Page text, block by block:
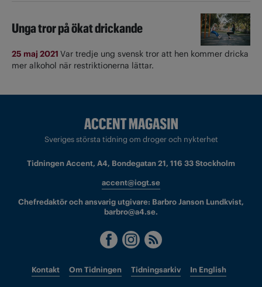
Unga tror på ökat drickande
25 maj 2021 Var tredje ung svensk tror att hen kommer dricka
mer alkohol när restriktionerna lättar.
Sveriges största tidning om droger och nykterhet
Tidningen Accent, A4, Bondegatan 21, 116 33 Stockholm
accent@iogt.se
Chefredaktör och ansvarig utgivare: Barbro Janson Lundkvist,
barbro@a4.se.
Kontakt Om Tidningen Tidningsarkiv In English